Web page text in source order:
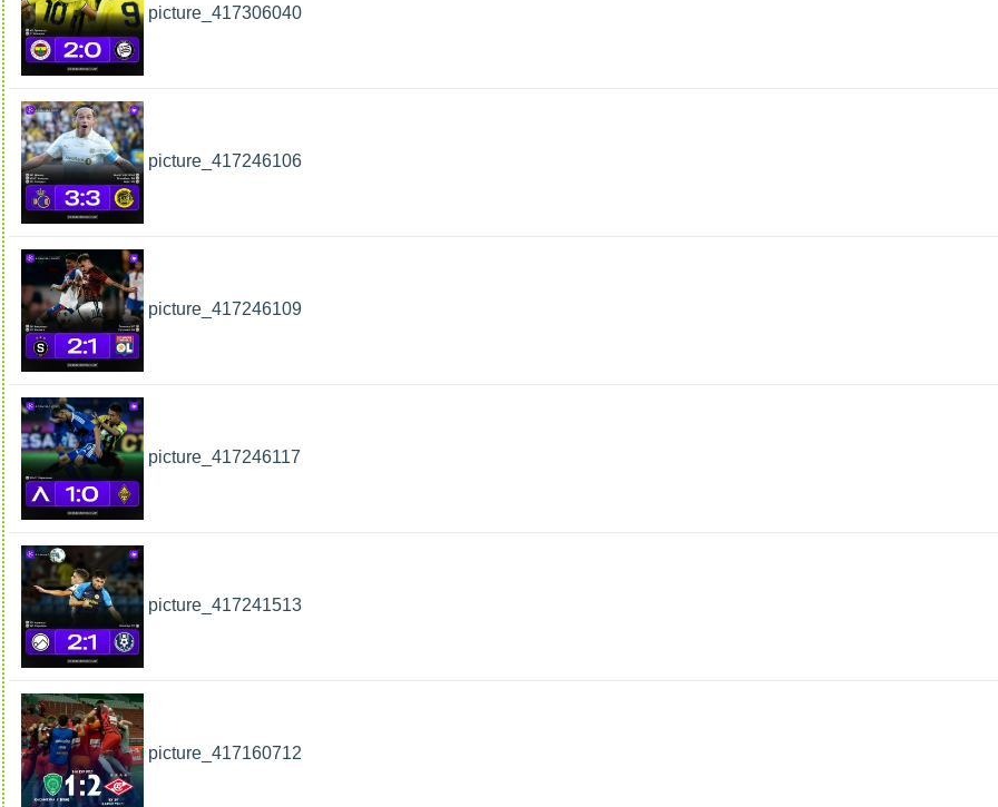
picture_417306040
picture_417246106
picture_417246109
picture_417246117
picture_417241513
picture_417160712